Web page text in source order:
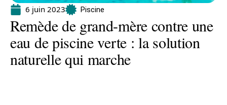
6 juin 2023 Piscine
Remède de grand-mère contre une
eau de piscine verte : la solution
naturelle qui marche